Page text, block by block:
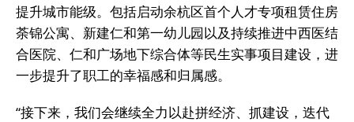
提升城市能级。包括启动余杭区首个人才专项租赁住房
荼锦公寓、新建仁和第一幼儿园以及持续推进中西医结
合医院、仁和广场地下综合体等民生实事项目建设，进
一步提升了职工的幸福感和归属感。
“接下来，我们会继续全力以赴拼经济、抓建设，迭代